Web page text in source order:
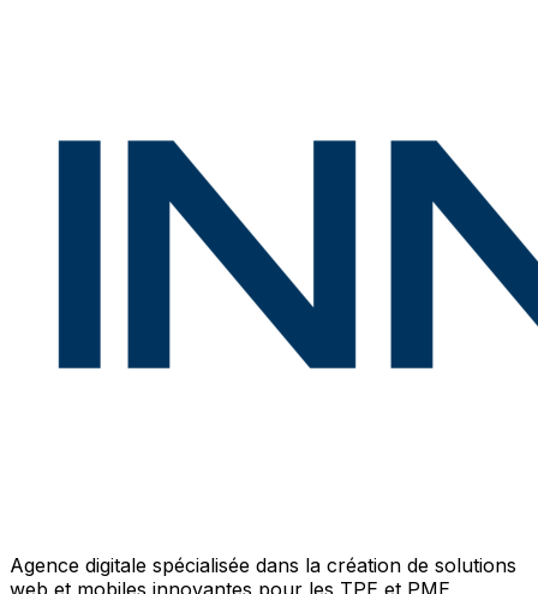
Agence digitale spécialisée dans la création de solutions
web et mobiles innovantes pour les TPE et PME